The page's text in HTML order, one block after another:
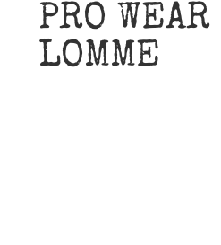
PRO
LOMME